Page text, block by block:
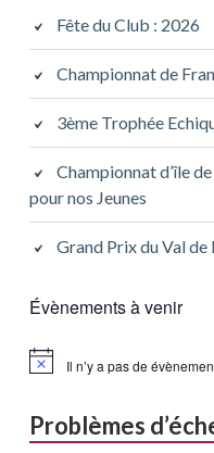
Fête du Club : 2026
Championnat de
3ème Trophée
Championnat d’île
pour nos Jeunes
Grand Prix du Val de
Évènements à venir
Il n’y a pas de
Problèmes